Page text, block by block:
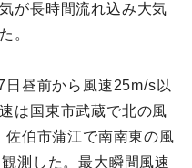
が長時間流れ込み大気
。
日昼前から風速25m/s以
は国東市武蔵で北の風
伯市蒲江で南南東の風
測した。最大瞬間風速